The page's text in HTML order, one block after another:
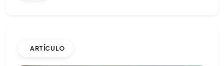
ARTÍCULO